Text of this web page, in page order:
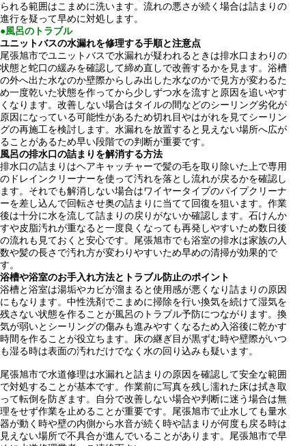
られる範囲はこまめに洗います。流れの悪さが続く場合は詰まりの
進行を疑って早めに対処します。
●風呂のトラブル
ユニットバスの水漏れを修理する手順と注意点
尾張旭市でユニットバスで水漏れが疑われるときは排水口まわりの
状態と蛇口の緩みを確認して締め直しで改善するかを見ます。浴槽
の外へ出た水なのか壁際からしみ出した水なのかで見方が変わるた
め一度乾いた状態を作ってから少しずつ水を流すと原因を追いやす
くなります。改善しない場合はタイルの間などのシーリング劣化が
原因になっている可能性があるため切れ目やはがれを見てシーリン
グの再施工を検討します。水漏れを放置すると見えない場所へ広が
ることがあるため早い段階での判断が重要です。
風呂の排水口の詰まりを解消する方法
排水口の詰まりはヘアキャッチャーで髪の毛を取り除いた上で専用
のドレインクリーナーを使って汚れを落とし流れが戻るかを確認し
ます。それでも解消しない場合はワイヤータイプのパイプクリーナ
ーを差し込んで回転させ奥の詰まりに当てて回復を狙います。作業
後は十分に水を流して詰まりの戻りがないか確認します。石けんか
すや皮脂汚れが重なると一度良くなっても再発しやすいため数日後
の流れも見ておくと安心です。尾張旭市でも浴室の排水は家族の人
数や髪の長さで汚れ方が変わりやすいため早めの清掃が効果的で
す。
浴槽や浴室のお手入れ方法とトラブル防止のポイント
浴槽と浴室は湯垢やカビが溜まると使用感が悪くなり詰まりの原因
にもなります。中性洗剤でこまめに掃除を行い換気を続けて湿気を
残さない状態を作ることが風呂のトラブル予防につながります。換
気が弱いとシーリングの傷みも進みやすくなるため入浴後に乾かす
時間を作ることが役立ちます。床の継ぎ目が黒ずむ時や壁際がいつ
も湿る時は表面の汚れだけでなく水の回り込みも疑います。
尾張旭市で水道修理は水漏れと詰まりの原因を確認して安全な範囲
で対処することが基本です。作業前に写真を残し濡れた床は拭き取
って転倒を防ぎます。自分で改善しない場合や判断に迷う場合は無
理をせず作業を止めることが重要です。尾張旭市で止水しても量水
器が動く時や壁の内側から水音が続く時や詰まりが何度も戻る時は
見えない場所で不具合が進んでいることがあります。尾張旭市で早